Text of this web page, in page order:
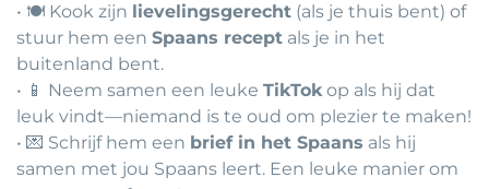
• 🍽️ Kook zijn lievelingsgerecht (als je thuis bent) of
stuur hem een Spaans recept als je in het
buitenland bent.
• 📱 Neem samen een leuke TikTokop als hij dat
leuk vindt—niemand is te oud om plezier te maken!
• 💌 Schrijf hem een brief in het Spaans als hij
samen met jou Spaans leert. Een leuke manier om